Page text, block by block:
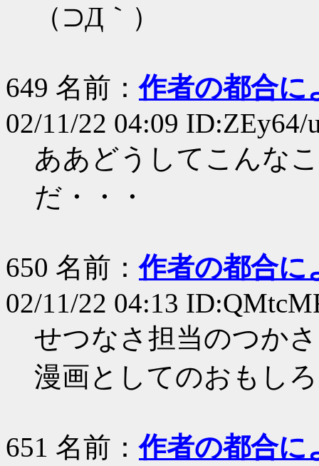
（⊃Д｀）
649 名前：作者の都合に
02/11/22 04:09 ID:ZEy64/
ああどうしてこんな
だ・・・
650 名前：作者の都合に
02/11/22 04:13
せつなさ担当のつか
漫画としてのおもし
651 名前：作者の都合に